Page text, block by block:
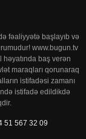
fəaliyyətə başlayıb və
www.bugun.tv
baş verən
maraqları qorunaraq
istifadəsi zamanı
istifadə edildikdə
51 567 32 09